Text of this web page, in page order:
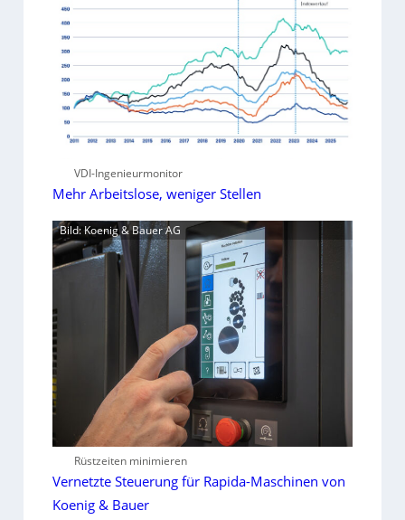
VDI-Ingenieurmonitor
Mehr Arbeitslose, weniger Stellen
Bild: Koenig & Bauer AG
Rüstzeiten minimieren
Vernetzte Steuerung für Rapida-Maschinen von
Koenig & Bauer